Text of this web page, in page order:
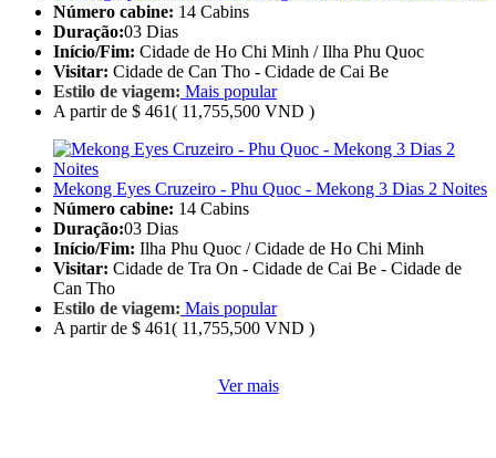
Número cabine: 14 Cabins
Duração:03 Dias
Início/Fim: Cidade de Ho Chi Minh / Ilha Phu Quoc
Visitar: Cidade de Can Tho - Cidade de Cai Be
Estilo de viagem: Mais popular
A partir de $ 461( 11,755,500 VND )
Mekong Eyes Cruzeiro - Phu Quoc - Mekong 3 Dias 2 Noites
Número cabine: 14 Cabins
Duração:03 Dias
Início/Fim: Ilha Phu Quoc / Cidade de Ho Chi Minh
Visitar: Cidade de Tra On - Cidade de Cai Be - Cidade de
Can Tho
Estilo de viagem: Mais popular
A partir de $ 461( 11,755,500 VND )
Ver mais